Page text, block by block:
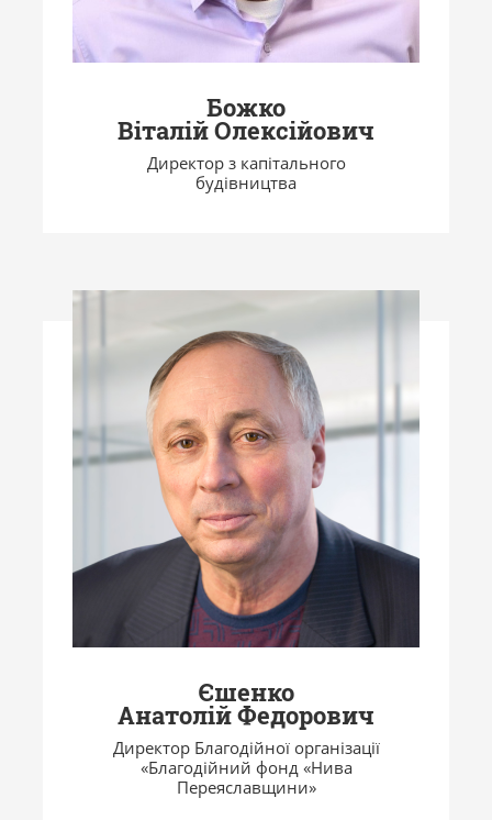
Божко
Віталій Олексійович
Директор з капітального
будівництва
Єшенко
Анатолій Федорович
Директор Благодійної організації
«Благодійний фонд «Нива
Переяславщини»